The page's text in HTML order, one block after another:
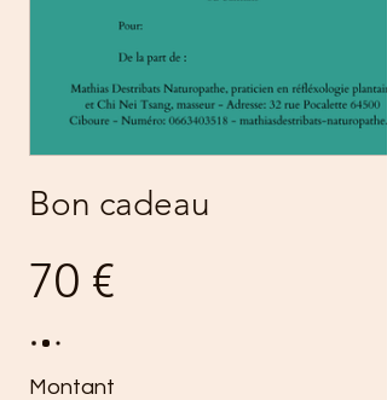
Bon cadeau
70 €
Montant